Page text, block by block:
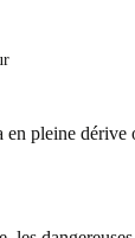
pleine dérive